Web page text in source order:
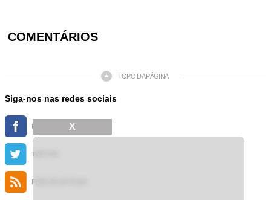
COMENTÁRIOS
TOPO DA PÁGINA
Siga-nos nas redes sociais
TWITTER
FEED DE NOTÍCIAS
X